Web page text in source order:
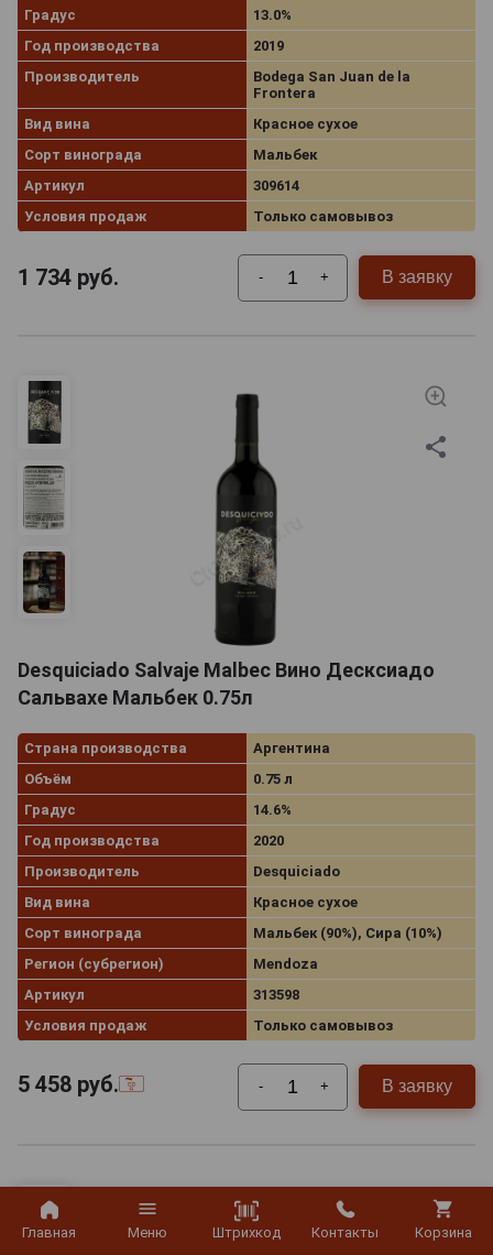
Главная Меню Штрихкод Контакты Корзина
Градус
13.0%
Год производства
2019
Производитель
Bodega San Juan de la
Frontera
Вид вина
Красное сухое
Сорт винограда
Мальбек
Артикул
309614
Условия продаж
Только самовывоз
1 734 руб. - + В заявку
Desquiciado Salvaje Malbec Вино Десксиадо
Сальвахе Мальбек 0.75л
Страна производства
Аргентина
Объём
0.75 л
Градус
14.6%
Год производства
2020
Производитель
Desquiciado
Вид вина
Красное сухое
Сорт винограда
Мальбек (90%), Сира (10%)
Регион (субрегион)
Mendoza
Артикул
313598
Условия продаж
Только самовывоз
5 458 руб. - + В заявку